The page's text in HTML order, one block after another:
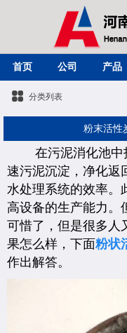
首页 公司 产品
分类列表
粉末活性
在污泥消化池中
速污泥沉淀，净化返
水处理系统的效率。
高设备的生产能力。
可惜了，但是很多人
果怎么样，下面粉状
作出解答。